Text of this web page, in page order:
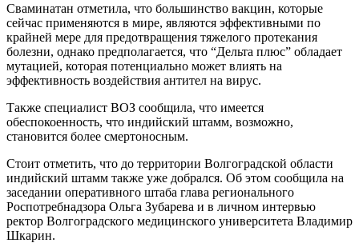
Сваминатан отметила, что большинство вакцин, которые
сейчас применяются в мире, являются эффективными по
крайней мере для предотвращения тяжелого протекания
болезни, однако предполагается, что “Дельта плюс” обладает
мутацией, которая потенциально может влиять на
эффективность воздействия антител на вирус.
Также специалист ВОЗ сообщила, что имеется
обеспокоенность, что индийский штамм, возможно,
становится более смертоносным.
Стоит отметить, что до территории Волгоградской области
индийский штамм также уже добрался. Об этом сообщила на
заседании оперативного штаба глава регионального
Роспотребнадзора Ольга Зубарева и в личном интервью
ректор Волгоградского медицинского университета Владимир
Шкарин.